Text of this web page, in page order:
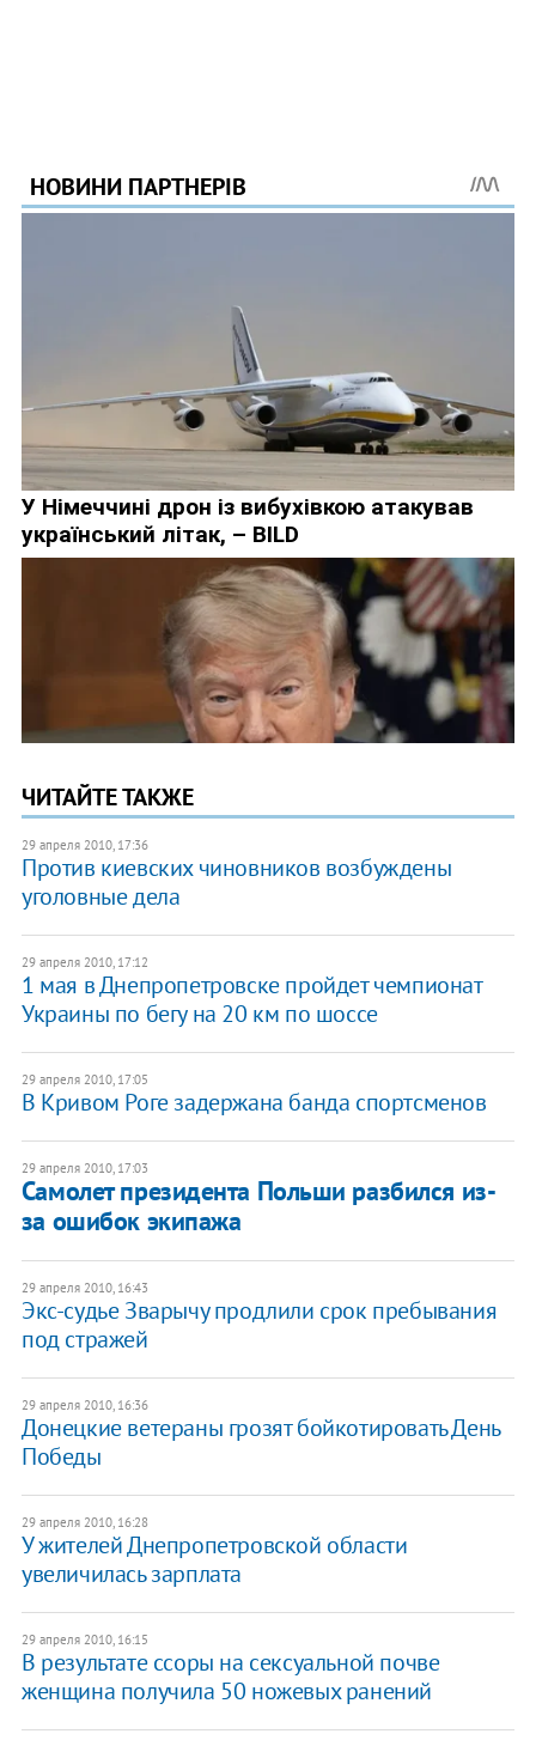
ЧИТАЙТЕ ТАКЖЕ
29 апреля 2010, 17:36
Против киевских чиновников возбуждены
уголовные дела
29 апреля 2010, 17:12
1 мая в Днепропетровске пройдет чемпионат
Украины по бегу на 20 км по шоссе
29 апреля 2010, 17:05
В Кривом Роге задержана банда спортсменов
29 апреля 2010, 17:03
Самолет президента Польши разбился из-
за ошибок экипажа
29 апреля 2010, 16:43
Экс-судье Зварычу продлили срок пребывания
под стражей
29 апреля 2010, 16:36
Донецкие ветераны грозят бойкотировать День
Победы
29 апреля 2010, 16:28
У жителей Днепропетровской области
увеличилась зарплата
29 апреля 2010, 16:15
В результате ссоры на сексуальной почве
женщина получила 50 ножевых ранений